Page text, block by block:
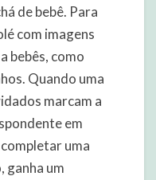
de bebê. Para
com imagens
bebês, como
Quando uma
marcam a
em
uma
ganha um